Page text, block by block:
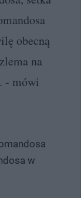
obecną
na
- mówi
w